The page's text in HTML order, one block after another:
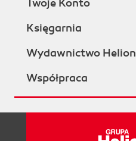
Twoje Konto
Księgarnia
Wydawnictwo Helion
Współpraca